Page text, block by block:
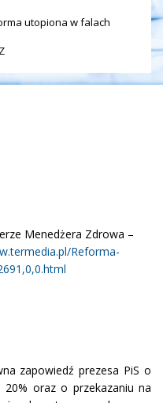
utopiona w falach
Menedżera Zdrowa –
Reforma-
zapowiedź prezesa PiS o
oraz o przekazaniu na